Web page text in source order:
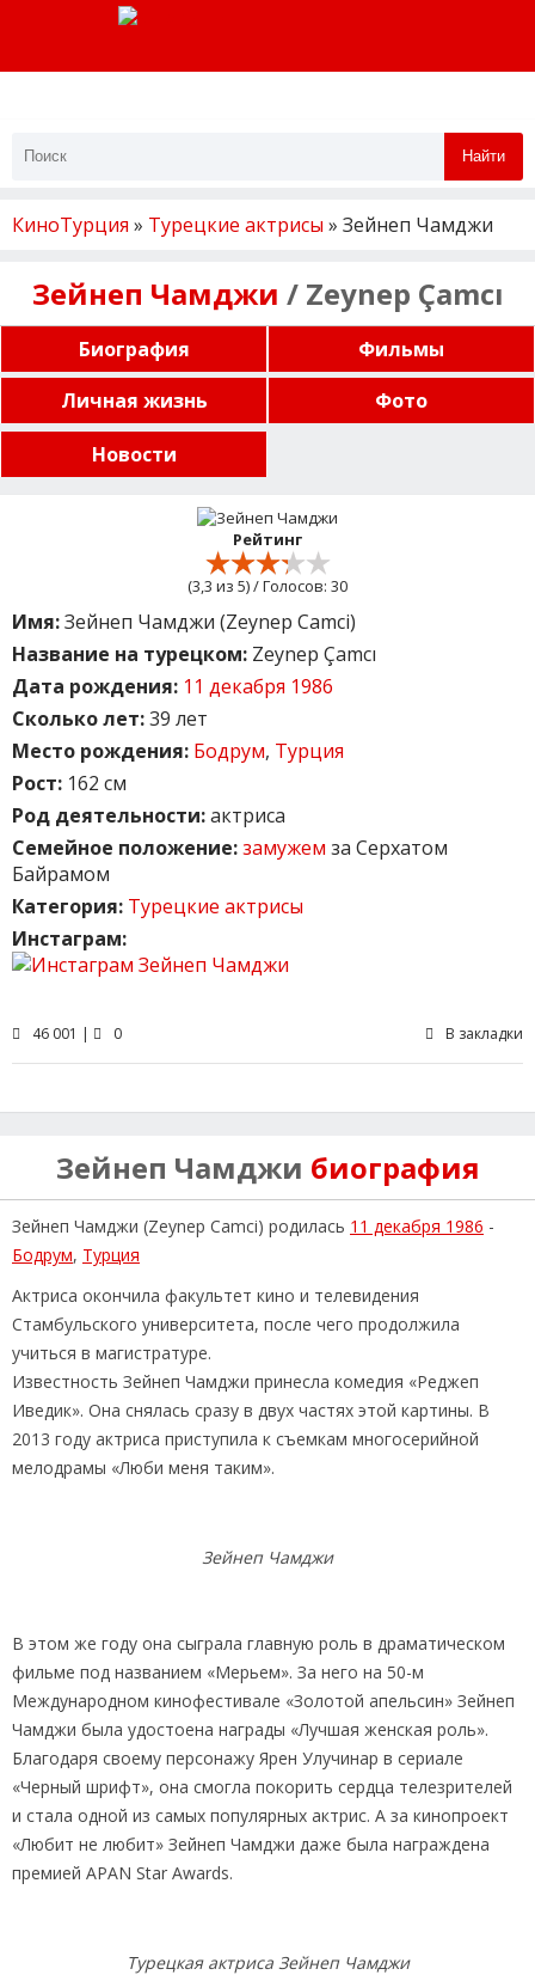
Найти
КиноТурция » Турецкие актрисы » Зейнеп Чамджи
Зейнеп Чамджи / Zeynep Çamcı
Биография
Фильмы
Личная жизнь
Фото
Новости
Рейтинг
(3,3 из 5) / Голосов: 30
Имя:Зейнеп Чамджи (Zeynep Camci)
Название на турецком: Zeynep Çamcı
Дата рождения: 11 декабря 1986
Сколько лет:39 лет
Место рождения: Бодрум, Турция
Рост: 162 см
Род деятельности:актриса
Семейное положение:замужем за Серхатом
Байрамом
Категория: Турецкие актрисы
Инстаграм:
46 001 | 0 В закладки
Зейнеп Чамджи биография
Зейнеп Чамджи (Zeynep Camci) родилась 11 декабря 1986 -
Бодрум, Турция
Актриса окончила факультет кино и телевидения
Стамбульского университета, после чего продолжила
учиться в магистратуре.
Известность Зейнеп Чамджи принесла комедия «Реджеп
Иведик». Она снялась сразу в двух частях этой картины. В
2013 году актриса приступила к съемкам многосерийной
мелодрамы «Люби меня таким».
Зейнеп Чамджи
В этом же году она сыграла главную роль в драматическом
фильме под названием «Мерьем». За него на 50-м
Международном кинофестивале «Золотой апельсин» Зейнеп
Чамджи была удостоена награды «Лучшая женская роль».
Благодаря своему персонажу Ярен Улучинар в сериале
«Черный шрифт», она смогла покорить сердца телезрителей
и стала одной из самых популярных актрис. А за кинопроект
«Любит не любит» Зейнеп Чамджи даже была награждена
премией APAN Star Awards.
Турецкая актриса Зейнеп Чамджи